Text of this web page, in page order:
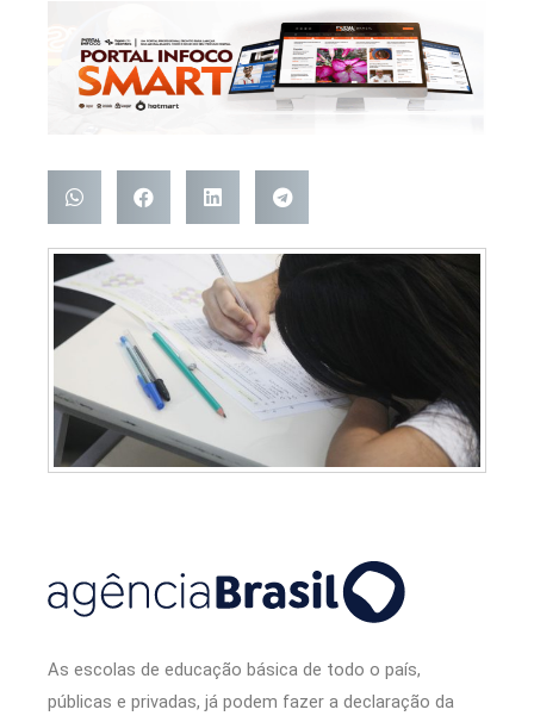
As escolas de educação básica de todo o país,
públicas e privadas, já podem fazer a declaração da